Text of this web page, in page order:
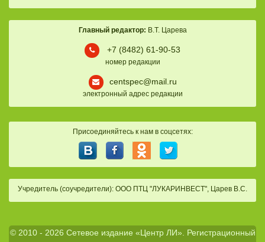
Главный редактор: В.Т. Царева
+7 (8482) 61-90-53
номер редакции
centspec@mail.ru
электронный адрес редакции
Присоединяйтесь к нам в соцсетях:
Учредитель (соучредители): ООО ПТЦ "ЛУКАРИНВЕСТ", Царев В.С.
© 2010 - 2026 Сетевое издание «Центр ЛИ». Регистрационный